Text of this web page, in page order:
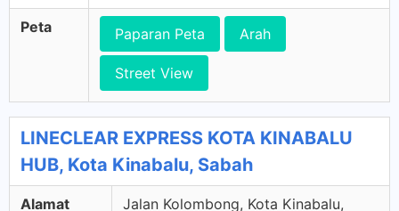
Peta Paparan Peta Arah
Street View
LINECLEAR EXPRESS KOTA KINABALU
HUB, Kota Kinabalu, Sabah
Alamat
Jalan Kolombong, Kota Kinabalu,